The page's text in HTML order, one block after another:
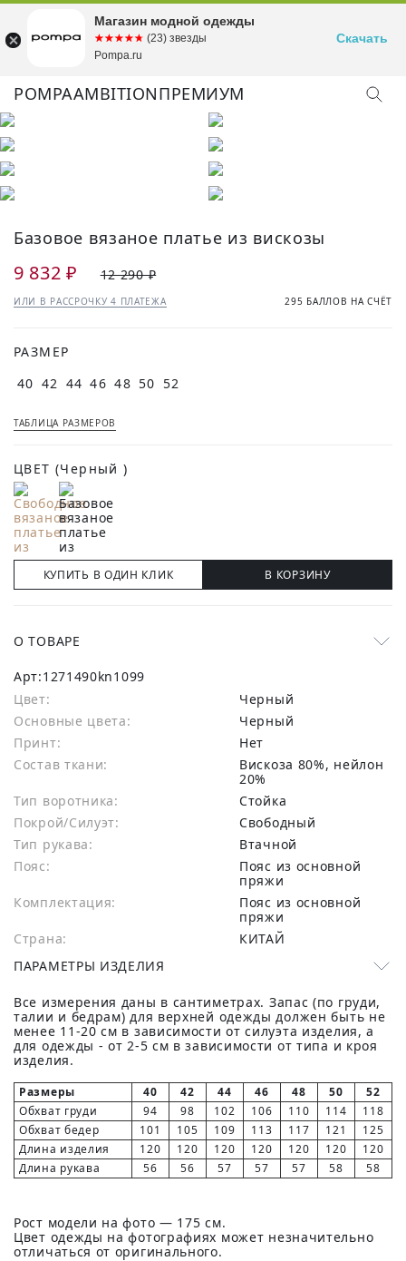
POMPAAMBITIONПРЕМИУМ
Базовое вязаное платье из вискозы
9 832 ₽ 12 290 ₽
ИЛИ В РАССРОЧКУ 4 ПЛАТЕЖА 295 БАЛЛОВ НА СЧЁТ
РАЗМЕР
40 42 44 46 48 50 52
ТАБЛИЦА РАЗМЕРОВ
ЦВЕТ (Черный )
КУПИТЬ В ОДИН КЛИК В КОРЗИНУ
О ТОВАРЕ
Арт:1271490kn1099
Цвет:
Черный
Основные цвета:
черный
Принт:
Нет
Состав ткани:
вискоза 80%, нейлон
20%
Тип воротника:
Стойка
Покрой/Силуэт:
Свободный
Тип рукава:
Втачной
Пояс:
Пояс из основной
пряжи
Комплектация:
Пояс из основной
пряжи
Страна:
КИТАЙ
ПАРАМЕТРЫ ИЗДЕЛИЯ
Все измерения даны в сантиметрах. Запас (по груди,
талии и бедрам) для верхней одежды должен быть не
менее 11-20 см в зависимости от силуэта изделия, а
для одежды - от 2-5 см в зависимости от типа и кроя
изделия.
Размеры 40 42 44 46 48 50
52
Обхват груди
94 98 102 106 110 114
118
Обхват бедер
101 105 109 113 117 121
125
Длина изделия
120 120 120 120 120 120
120
Длина рукава
56 56 57 57 57 58 58
Рост модели на фото — 175 см.
Цвет одежды на фотографиях может незначительно
отличаться от оригинального.
Магазин модной одежды
☆☆☆☆☆
★★★★★ (23) звезды
Pompa.ru
Скачать